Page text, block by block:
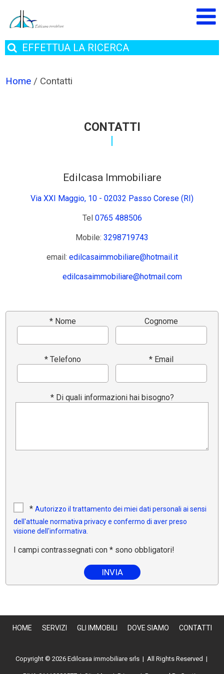
EFFETTUA LA RICERCA
Home / Contatti
CONTATTI
Edilcasa Immobiliare
Via XXI Maggio, 10 - 02032 Passo Corese (RI)
Tel 0765 488506
Mobile: 3298719743
email: edilcasaimmobiliare@hotmail.it
edilcasaimmobiliare@hotmail.com
* Nome Cognome
* Telefono * Email
* Di quali informazioni hai bisogno?
*Autorizzo il trattamento dei miei dati personali ai sensi
dell'attuale normativa privacy e confermo di aver preso
visione dell'informativa.
I campi contrassegnati con * sono obbligatori!
HOME SERVIZI GLI IMMOBILI DOVE SIAMO CONTATTI
Copyright © 2026 Edilcasa immobiliare srls | All Rights Reserved |